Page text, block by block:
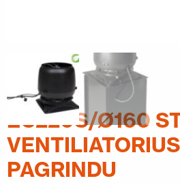
EC220S/Ø160
PAGRINDU